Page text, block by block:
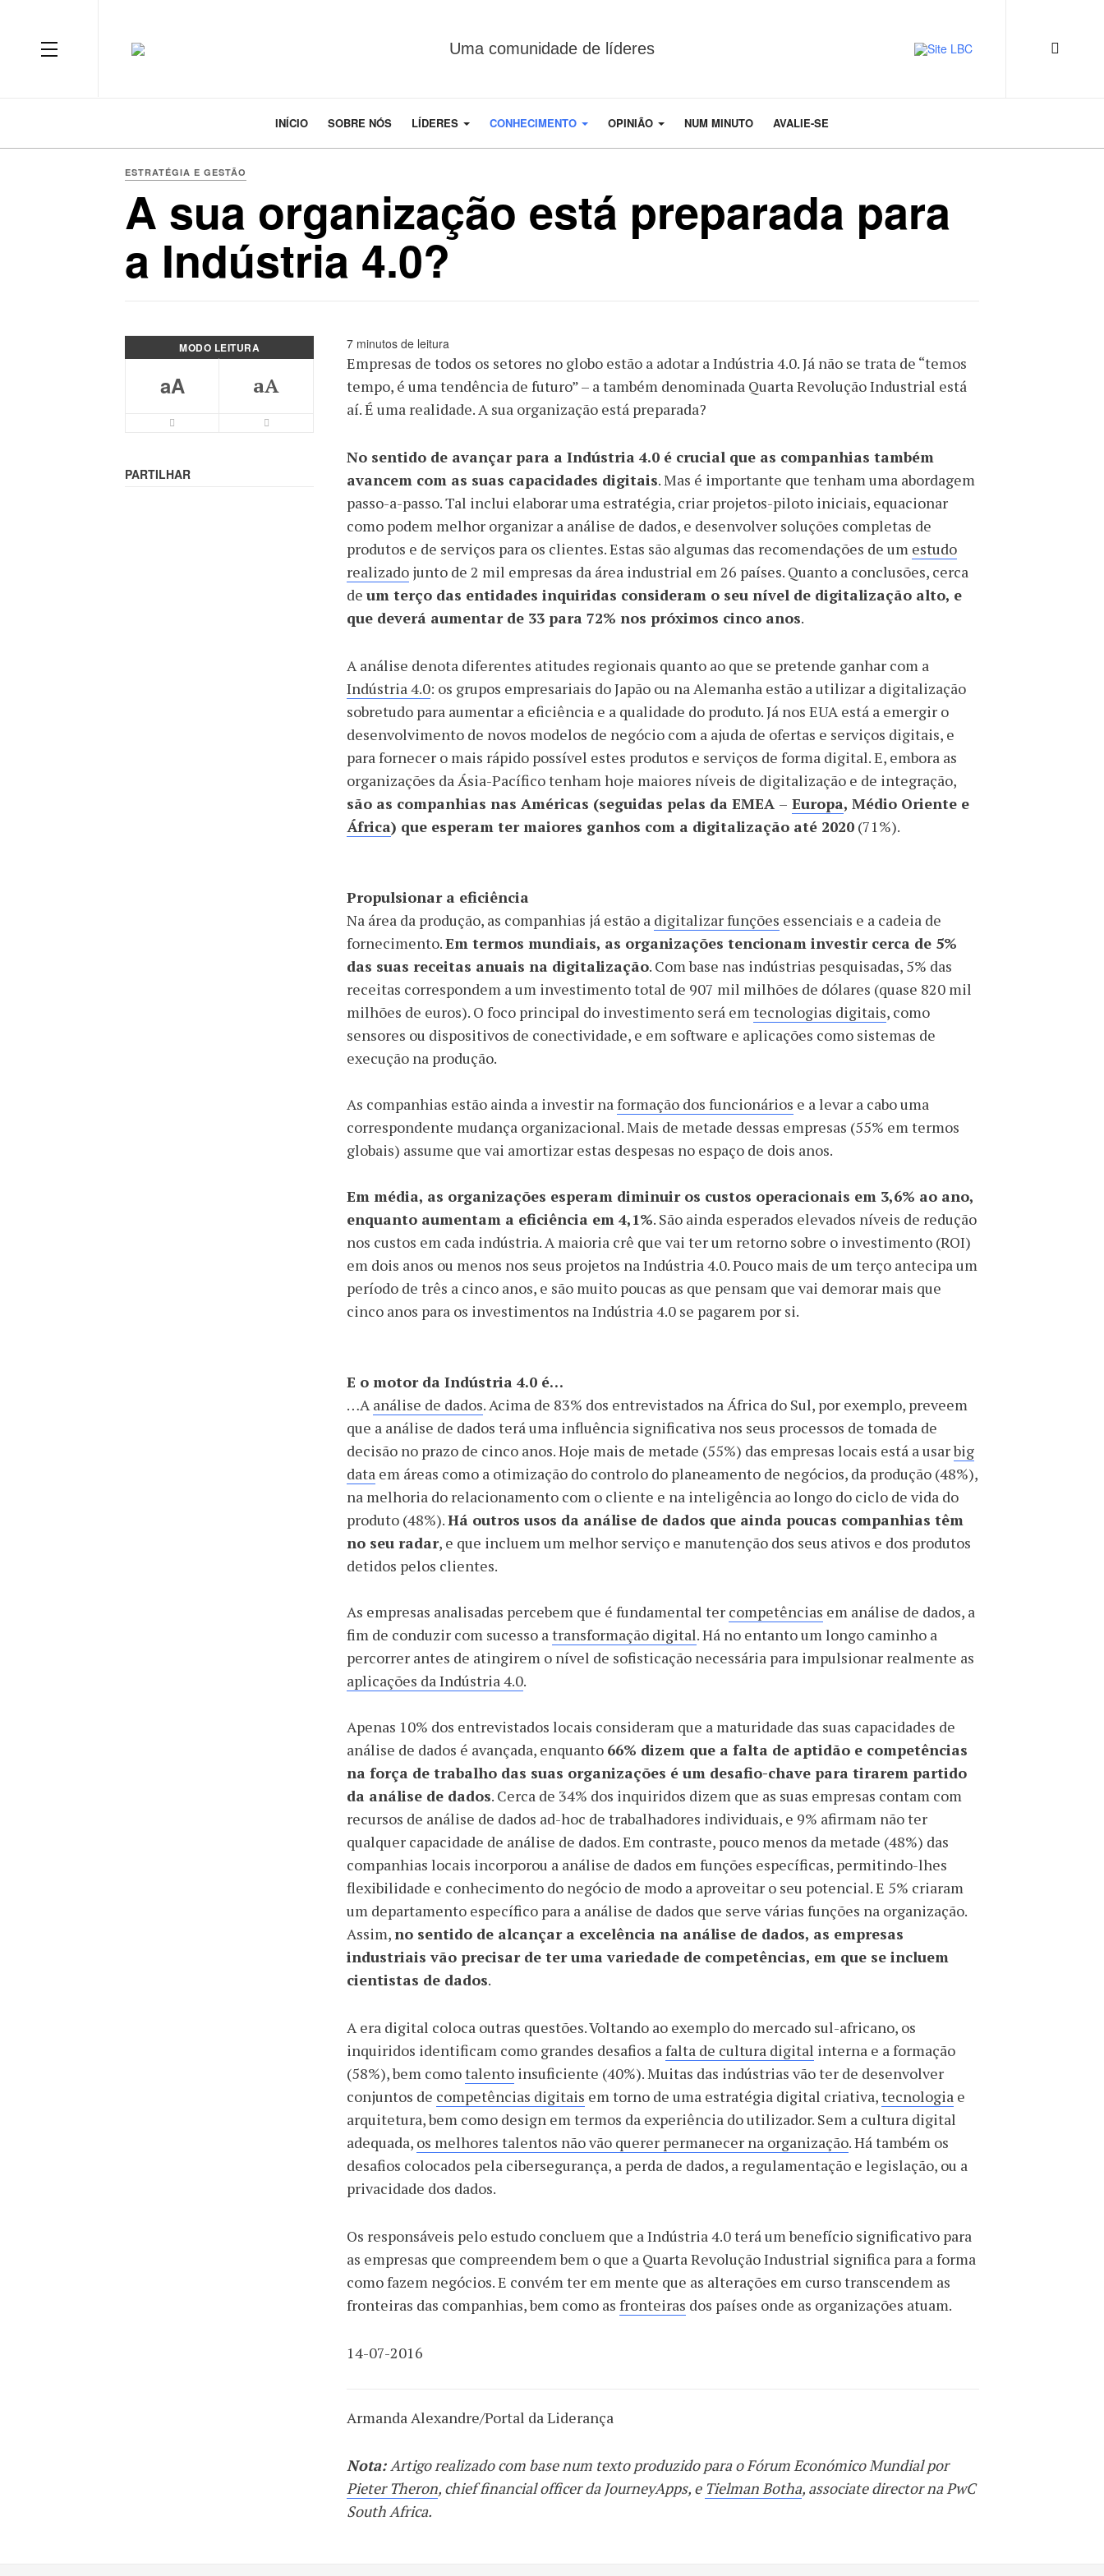
Uma comunidade de líderes
INÍCIO SOBRE NÓS LÍDERES CONHECIMENTO OPINIÃO NUM MINUTO AVALIE-SE
ESTRATÉGIA E GESTÃO
A sua organização está preparada para
a Indústria 4.0?
MODO LEITURA
aA aA
PARTILHAR
7 minutos de leitura
Empresas de todos os setores no globo estão a adotar a Indústria 4.0. Já não se trata de “temos
tempo, é uma tendência de futuro” – a também denominada Quarta Revolução Industrial está
aí. É uma realidade. A sua organização está preparada?
No sentido de avançar para a Indústria 4.0 é crucial que as companhias também
avancem com as suas capacidades digitais. Mas é importante que tenham uma abordagem
passo-a-passo. Tal inclui elaborar uma estratégia, criar projetos-piloto iniciais, equacionar
como podem melhor organizar a análise de dados, e desenvolver soluções completas de
produtos e de serviços para os clientes. Estas são algumas das recomendações de um estudo
realizado junto de 2 mil empresas da área industrial em 26 países. Quanto a conclusões, cerca
de um terço das entidades inquiridas consideram o seu nível de digitalização alto, e
que deverá aumentar de 33 para 72% nos próximos cinco anos.
A análise denota diferentes atitudes regionais quanto ao que se pretende ganhar com a
Indústria 4.0: os grupos empresariais do Japão ou na Alemanha estão a utilizar a digitalização
sobretudo para aumentar a eficiência e a qualidade do produto. Já nos EUA está a emergir o
desenvolvimento de novos modelos de negócio com a ajuda de ofertas e serviços digitais, e
para fornecer o mais rápido possível estes produtos e serviços de forma digital. E, embora as
organizações da Ásia-Pacífico tenham hoje maiores níveis de digitalização e de integração,
são as companhias nas Américas (seguidas pelas da EMEA – Europa, Médio Oriente e
África) que esperam ter maiores ganhos com a digitalização até 2020 (71%).
Propulsionar a eficiência
Na área da produção, as companhias já estão a digitalizar funções essenciais e a cadeia de
fornecimento.Em termos mundiais, as organizações tencionam investir cerca de 5%
das suas receitas anuais na digitalização. Com base nas indústrias pesquisadas, 5% das
receitas correspondem a um investimento total de 907 mil milhões de dólares (quase 820 mil
milhões de euros). O foco principal do investimento será emtecnologias digitais, como
sensores ou dispositivos de conectividade, e em software e aplicações como sistemas de
execução na produção.
As companhias estão ainda a investir naformação dos funcionários e a levar a cabo uma
correspondente mudança organizacional. Mais de metade dessas empresas (55% em termos
globais) assume que vai amortizar estas despesas no espaço de dois anos.
Em média, as organizações esperam diminuir os custos operacionais em 3,6% ao ano,
enquanto aumentam a eficiência em 4,1%. São ainda esperados elevados níveis de redução
nos custos em cada indústria. A maioria crê que vai ter um retorno sobre o investimento (ROI)
em dois anos ou menos nos seus projetos na Indústria 4.0. Pouco mais de um terço antecipa um
período de três a cinco anos, e são muito poucas as que pensam que vai demorar mais que
cinco anos para os investimentos na Indústria 4.0 se pagarem por si.
E o motor da Indústria 4.0 é…
…Aanálise de dados. Acima de 83% dos entrevistados na África do Sul, por exemplo, preveem
que a análise de dados terá uma influência significativa nos seus processos de tomada de
decisão no prazo de cinco anos. Hoje mais de metade (55%) das empresas locais está a usarbig
data em áreas como a otimização do controlo do planeamento de negócios, da produção (48%),
na melhoria do relacionamento com o cliente e na inteligência ao longo do ciclo de vida do
produto (48%).Há outros usos da análise de dados que ainda poucas companhias têm
no seu radar, e que incluem um melhor serviço e manutenção dos seus ativos e dos produtos
detidos pelos clientes.
As empresas analisadas percebem que é fundamental ter competências em análise de dados, a
fim de conduzir com sucesso atransformação digital. Há no entanto um longo caminho a
percorrer antes de atingirem o nível de sofisticação necessária para impulsionar realmente as
aplicações da Indústria 4.0.
Apenas 10% dos entrevistados locais consideram que a maturidade das suas capacidades de
análise de dados é avançada, enquanto 66% dizem que a falta de aptidão e competências
na força de trabalho das suas organizações é um desafio-chave para tirarem partido
da análise de dados. Cerca de 34% dos inquiridos dizem que as suas empresas contam com
recursos de análise de dados ad-hoc de trabalhadores individuais, e 9% afirmam não ter
qualquer capacidade de análise de dados. Em contraste, pouco menos da metade (48%) das
companhias locais incorporou a análise de dados em funções específicas, permitindo-lhes
flexibilidade e conhecimento do negócio de modo a aproveitar o seu potencial. E 5% criaram
um departamento específico para a análise de dados que serve várias funções na organização.
Assim,no sentido de alcançar a excelência na análise de dados, as empresas
industriais vão precisar de ter uma variedade de competências, em que se incluem
cientistas de dados.
A era digital coloca outras questões. Voltando ao exemplo do mercado sul-africano, os
inquiridos identificam como grandes desafios afalta de cultura digital interna e a formação
(58%), bem comotalento insuficiente (40%). Muitas das indústrias vão ter de desenvolver
conjuntos de competências digitais em torno de uma estratégia digital criativa,tecnologia e
arquitetura, bem como design em termos da experiência do utilizador. Sem a cultura digital
adequada, os melhores talentos não vão querer permanecer na organização. Há também os
desafios colocados pela cibersegurança, a perda de dados, a regulamentação e legislação, ou a
privacidade dos dados.
Os responsáveis pelo estudo concluem que a Indústria 4.0 terá um benefício significativo para
as empresas que compreendem bem o que a Quarta Revolução Industrial significa para a forma
como fazem negócios. E convém ter em mente que as alterações em curso transcendem as
fronteiras das companhias, bem como as fronteiras dos países onde as organizações atuam.
14-07-2016
Armanda Alexandre/Portal da Liderança
Nota:Artigo realizado com base num texto produzido para o Fórum Económico Mundial por
Pieter Theron, chief financial officer da JourneyApps, e Tielman Botha, associate director na PwC
South Africa.